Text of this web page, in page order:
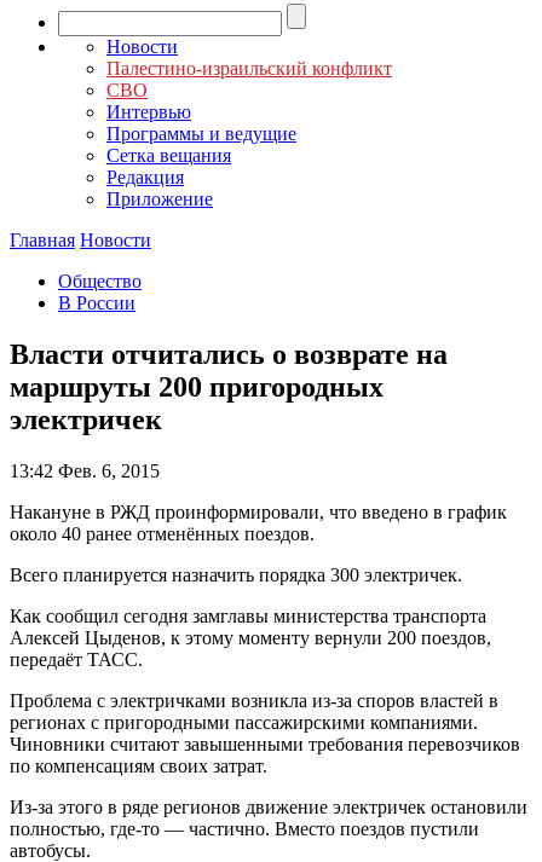
Новости
Палестино-израильский конфликт
СВО
Интервью
Программы и ведущие
Сетка вещания
Редакция
Приложение
Главная Новости
Общество
В России
Власти отчитались о возврате на
маршруты 200 пригородных
электричек
13:42 Фев. 6, 2015
Накануне в РЖД проинформировали, что введено в график
около 40 ранее отменённых поездов.
Всего планируется назначить порядка 300 электричек.
Как сообщил сегодня замглавы министерства транспорта
Алексей Цыденов, к этому моменту вернули 200 поездов,
передаёт ТАСС.
Проблема с электричками возникла из-за споров властей в
регионах с пригородными пассажирскими компаниями.
Чиновники считают завышенными требования перевозчиков
по компенсациям своих затрат.
Из-за этого в ряде регионов движение электричек остановили
полностью, где-то — частично. Вместо поездов пустили
автобусы.